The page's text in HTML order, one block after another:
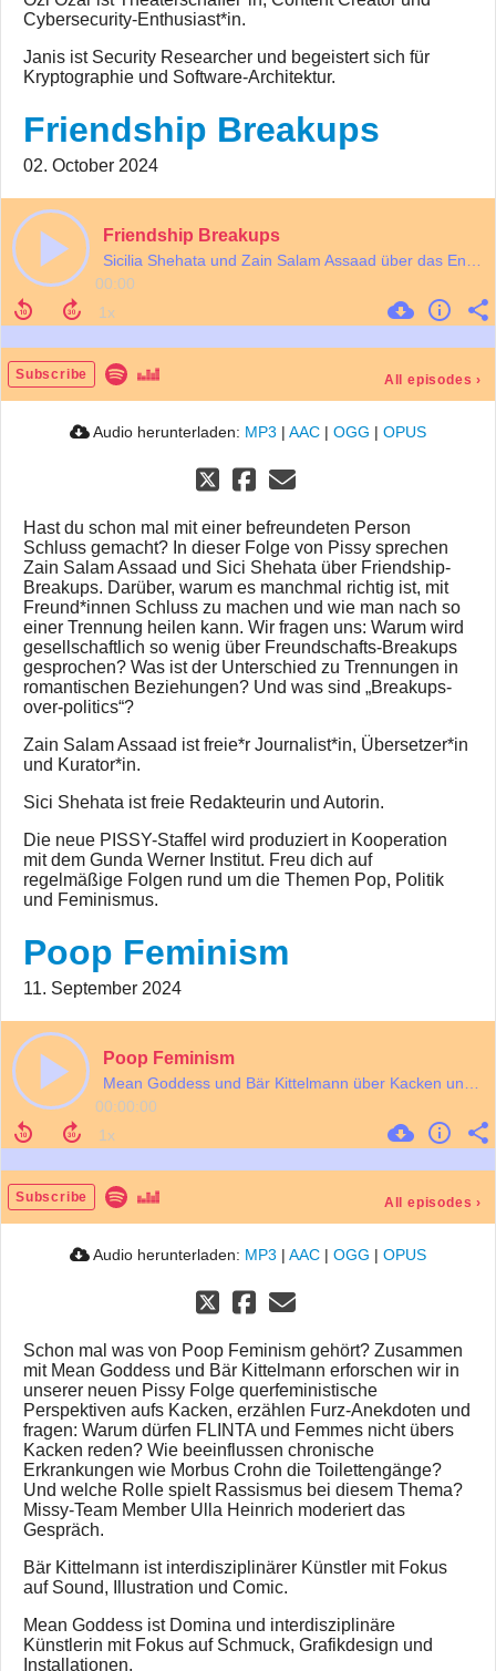
Cybersecurity-Enthusiast*in.
Janis ist Security Researcher und begeistert sich für
Kryptographie und Software-Architektur.
Friendship Breakups
02. October 2024
Friendship Breakups
00:00
Subscribe All episodes ›
Audio herunterladen: MP3 | AAC | OGG | OPUS
Hast du schon mal mit einer befreundeten Person
Schluss gemacht? In dieser Folge von Pissy sprechen
Zain Salam Assaad und Sici Shehata über Friendship-
Breakups. Darüber, warum es manchmal richtig ist, mit
Freund*innen Schluss zu machen und wie man nach so
einer Trennung heilen kann. Wir fragen uns: Warum wird
gesellschaftlich so wenig über Freundschafts-Breakups
gesprochen? Was ist der Unterschied zu Trennungen in
romantischen Beziehungen? Und was sind „Breakups-
over-politics“?
Zain Salam Assaad ist freie*r Journalist*in, Übersetzer*in
und Kurator*in.
Sici Shehata ist freie Redakteurin und Autorin.
Die neue PISSY-Staffel wird produziert in Kooperation
mit dem Gunda Werner Institut. Freu dich auf
regelmäßige Folgen rund um die Themen Pop, Politik
und Feminismus.
Poop Feminism
11. September 2024
Poop Feminism
00:00:00
Subscribe All episodes ›
Audio herunterladen: MP3 | AAC | OGG | OPUS
Schon mal was von Poop Feminism gehört? Zusammen
mit Mean Goddess und Bär Kittelmann erforschen wir in
unserer neuen Pissy Folge querfeministische
Perspektiven aufs Kacken, erzählen Furz-Anekdoten und
fragen: Warum dürfen FLINTA und Femmes nicht übers
Kacken reden? Wie beeinflussen chronische
Erkrankungen wie Morbus Crohn die Toilettengänge?
Und welche Rolle spielt Rassismus bei diesem Thema?
Missy-Team Member Ulla Heinrich moderiert das
Gespräch.
Bär Kittelmann ist interdisziplinärer Künstler mit Fokus
auf Sound, Illustration und Comic.
Mean Goddess ist Domina und interdisziplinäre
Künstlerin mit Fokus auf Schmuck, Grafikdesign und
Installationen.